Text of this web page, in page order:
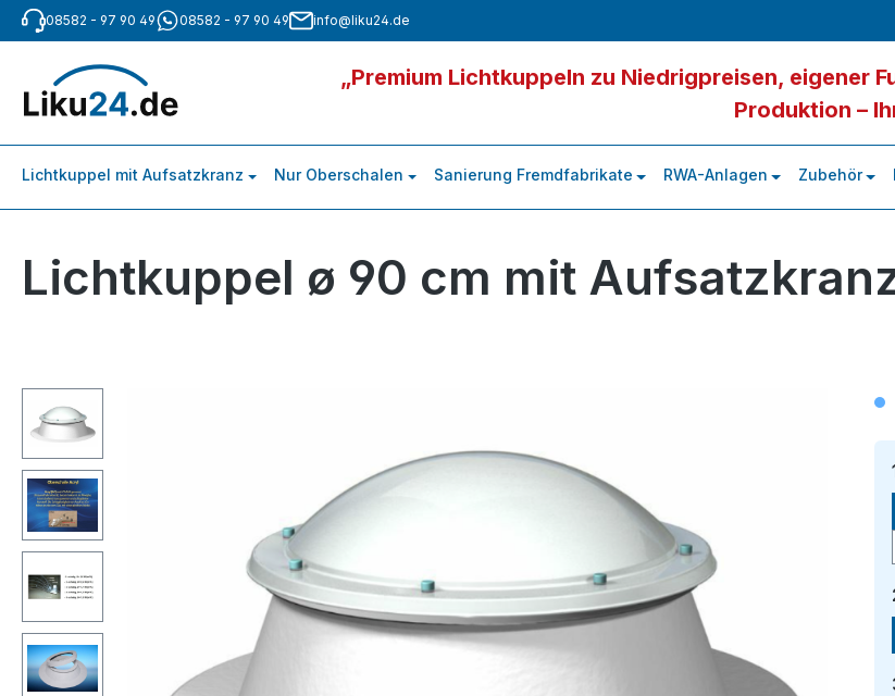
Hauptinhalt springen
Zur Suche springen
Zur Hauptnavigation springen
08582 - 97 90 49 08582 - 97 90 49 info@liku24.de
„Premium Lichtkuppeln zu Niedrigpreisen, eigener
Produktion –
Lichtkuppel mit Aufsatzkranz Nur Oberschalen Sanierung Fremdfabrikate RWA-Anlagen Zubehör
Lichtkuppel ø 90 cm mit